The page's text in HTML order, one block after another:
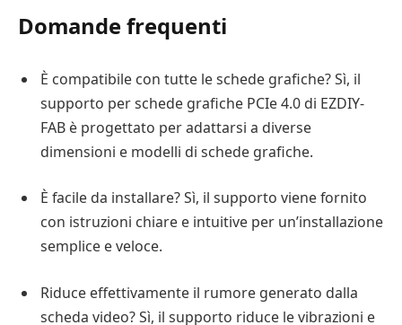
Domande frequenti
È compatibile con tutte le schede grafiche? Sì, il
supporto per schede grafiche PCIe 4.0 di EZDIY-
FAB è progettato per adattarsi a diverse
dimensioni e modelli di schede grafiche.
È facile da installare? Sì, il supporto viene fornito
con istruzioni chiare e intuitive per un’installazione
semplice e veloce.
Riduce effettivamente il rumore generato dalla
scheda video? Sì, il supporto riduce le vibrazioni e